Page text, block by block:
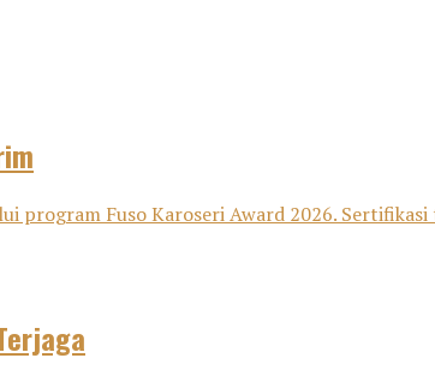
program Fuso Karoseri Award 2026.